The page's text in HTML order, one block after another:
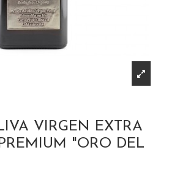
VIRGEN EXTRA
"ORO DEL